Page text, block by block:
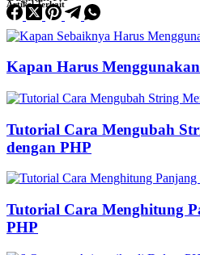
Artikel Terkait
Kapan Harus
Tutorial Cara Mengubah
dengan PHP
Tutorial Cara Menghitung
PHP